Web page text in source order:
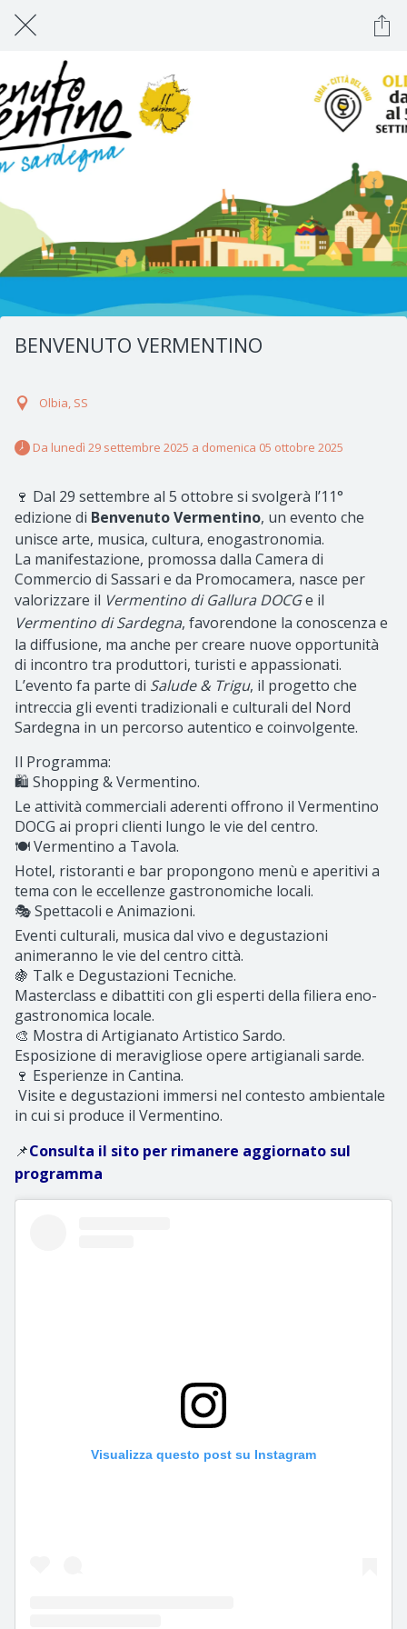
BENVENUTO VERMENTINO
Olbia, SS
Da lunedì 29 settembre 2025 a domenica 05 ottobre 2025
🍷 Dal 29 settembre al 5 ottobre si svolgerà l’11°
edizione di Benvenuto Vermentino, un evento che
unisce arte, musica, cultura, enogastronomia.
La manifestazione, promossa dalla Camera di
Commercio di Sassari e da Promocamera, nasce per
valorizzare il Vermentino di Gallura DOCGe il
Vermentino di Sardegna, favorendone la conoscenza e
la diffusione, ma anche per creare nuove opportunità
di incontro tra produttori, turisti e appassionati.
L’evento fa parte di Salude & Trigu, il progetto che
intreccia gli eventi tradizionali e culturali del Nord
Sardegna in un percorso autentico e coinvolgente.
Il Programma:
🛍 Shopping & Vermentino.
Le attività commerciali aderenti offrono il Vermentino
DOCG ai propri clienti lungo le vie del centro.
🍽 Vermentino a Tavola.
Hotel, ristoranti e bar propongono menù e aperitivi a
tema con le eccellenze gastronomiche locali.
🎭 Spettacoli e Animazioni.
Eventi culturali, musica dal vivo e degustazioni
animeranno le vie del centro città.
🍇 Talk e Degustazioni Tecniche.
Masterclass e dibattiti con gli esperti della filiera eno-
gastronomica locale.
🎨 Mostra di Artigianato Artistico Sardo.
Esposizione di meravigliose opere artigianali sarde.
🍷 Esperienze in Cantina.
Visite e degustazioni immersi nel contesto ambientale
in cui si produce il Vermentino.
📌Consulta il sito per rimanere aggiornato sul
programma
Visualizza questo post su Instagram